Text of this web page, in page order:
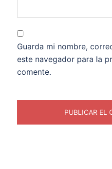
Guarda mi nombre,
este navegador para la
comente.